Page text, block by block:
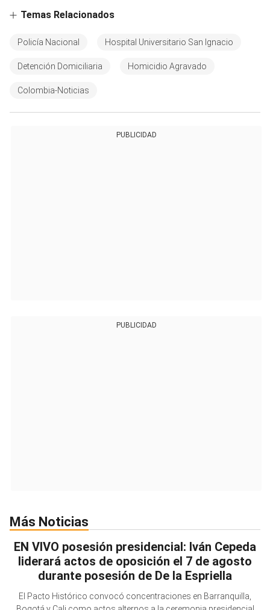
Temas Relacionados
Policía Nacional Hospital Universitario San Ignacio
Detención Domiciliaria Homicidio Agravado
Colombia-Noticias
PUBLICIDAD
PUBLICIDAD
Más Noticias
EN VIVO posesión presidencial: Iván Cepeda
liderará actos de oposición el 7 de agosto
durante posesión de De la Espriella
El Pacto Histórico convocó concentraciones en Barranquilla,